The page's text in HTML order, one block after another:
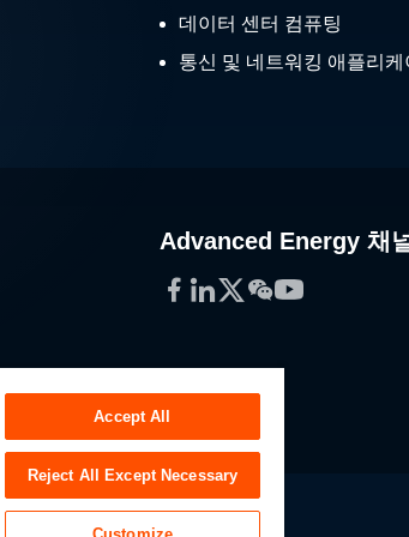
데이터 센터 컴퓨팅
통신 및 네트워킹 애플리케
Advanced Energy 채
Facebook
LinkedIn
Twitter
WeChat
YouTube
Accept All
Reject All Except Necessary